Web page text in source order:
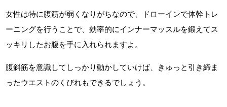
女性は特に腹筋が弱くなりがちなので、ドローインで体幹トレ
ーニングを行うことで、効率的にインナーマッスルを鍛えてス
ッキリしたお腹を手に入れられますよ。
腹斜筋を意識してしっかり動かしていけば、きゅっと引き締ま
ったウエストのくびれもできるでしょう。